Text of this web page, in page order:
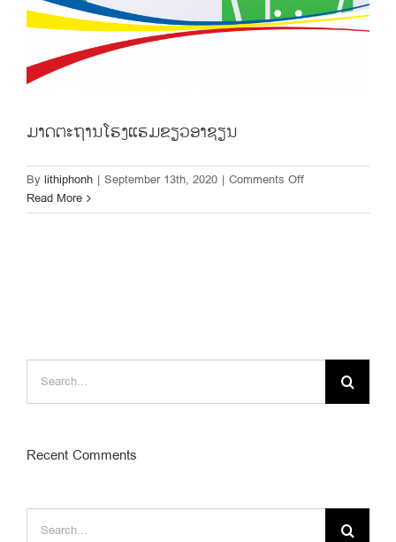
ມາດຕະຖານໂຮງແຮມຂຽວອາຊຽນ
By lithiphonh | September 13th, 2020 | Comments Offon
ໂຮງແຮມ
Read More
Recent Comments